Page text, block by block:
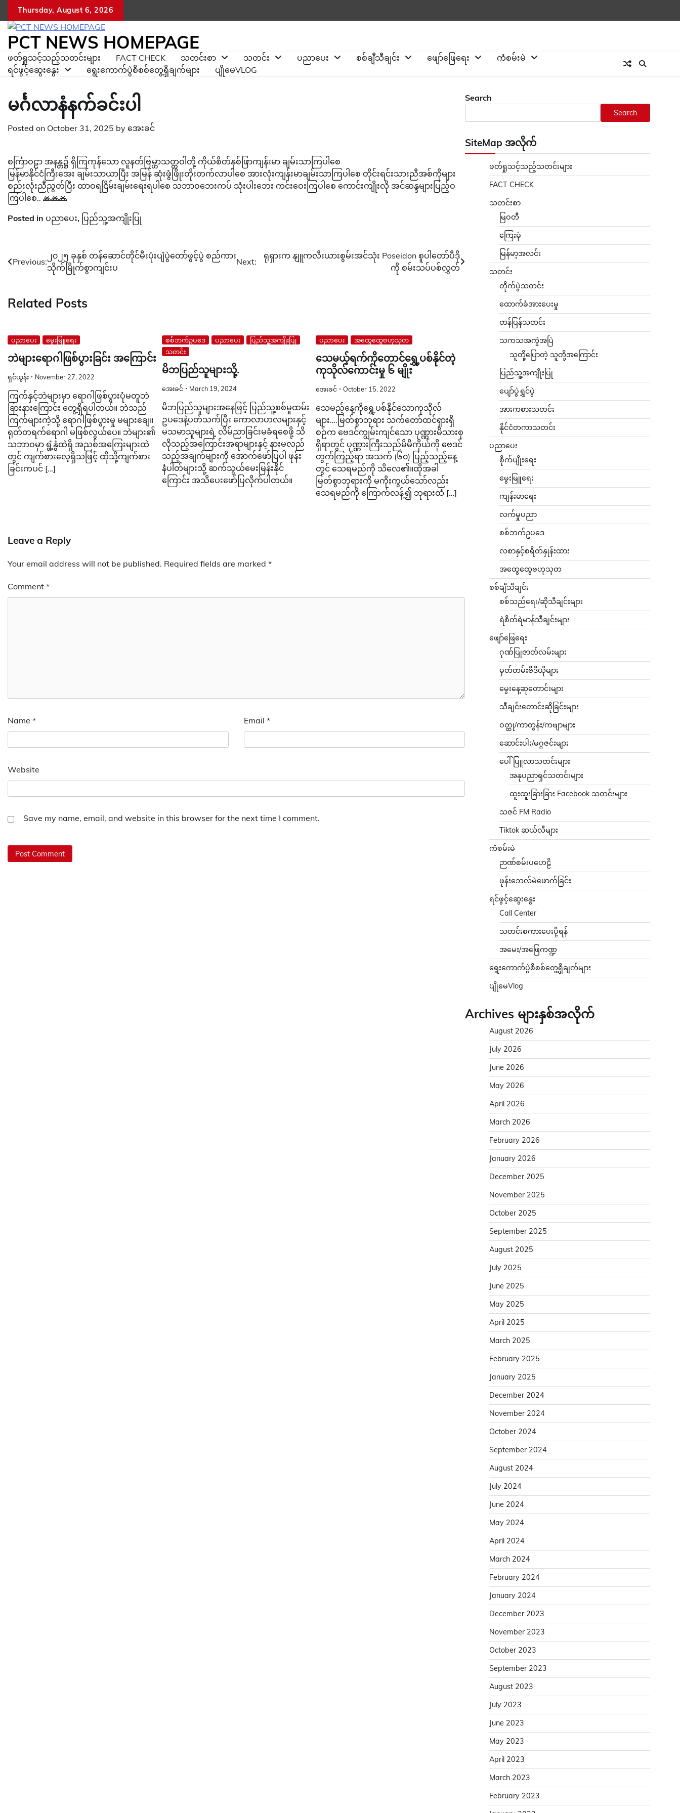
content
Thursday, August 6, 2026
PCT NEWS HOMEPAGE
ဖတ်ရှုသင့်သည့်သတင်းများ FACT CHECK သတင်းစာ သတင်း ပညာပေး စစ်ချီသီချင်း ဖျော်ဖြေရေး
ကံစမ်းမဲ
ရင်ဖွင့်ဆွေးနွေး
ရွေးကောက်ပွဲစိစစ်တွေ့ရှိချက်များ ပျိုမေVLOG
မင်္ဂလာနံနက်ခင်းပါ
Posted on October 31, 2025 by အေးခင်
စင်္ကြာဝဠာ အနန္တ၌ ရှိကြကုန်သော လူနတ်ဗြမ္ဟာသတ္တဝါတို့ ကိုယ်စိတ်နှစ်ဖြာကျန်းမာ ချမ်းသာကြပါစေ
မြန်မာနိုင်ငံကြီးအေး ချမ်းသာယာပြီး အမြန် ဆုံးဖွံဖြိုးတိုးတက်လာပါစေ အားလုံးကျန်းမာချမ်းသာကြပါစေ တိုင်းရင်းသားညီအစ်ကိုများ
စည်းလုံးညီညွတ်ပြီး ထာဝရငြိမ်းချမ်းရေးရပါစေ သဘာဝဘေးကပ် သုံးပါးဘေး ကင်းဝေးကြပါစေ ကောင်းကျိုးလို အင်ဆန္ဒများပြည့်ဝ
ကြပါစေ.. 🙏🙏🙏
Posted in ပညာပေး, ပြည်သူ့အကျိုးပြု
Post
navigation
Previous:
၂၀၂၅ ခုနှစ် တန်ဆောင်တိုင်မီးပုံးပျံပွဲတော်ဖွင့်ပွဲ စည်ကား
သိုက်မြိုက်စွာကျင်းပ
Next:
ရုရှားက နျူကလီးယားစွမ်းအင်သုံး Poseidon စူပါတော်ပီဒို
ကို စမ်းသပ်ပစ်လွှတ်
Related Posts
ပညာပေး မွေးမြူရေး
ဘဲများရောဂါဖြစ်ပွားခြင်း အကြောင်း
ရှင်ယွန်း November 27, 2022
ကြက်နှင့်ဘဲများမှာ ရောဂါဖြစ်ပွားပုံမတူဘဲ
ခြားနားကြောင်း တွေ့ရှိရပါတယ်။ ဘဲသည်
ကြက်များကဲ့သို့ ရောဂါဖြစ်ပွားမှု မများချေ။
ရုတ်တရက်ရောဂါ မဖြစ်လွယ်ပေ။ ဘဲများ၏
သဘာဝမှာ ရွံ့နွံထဲရှိ အညစ်အကြေးများထဲ
တွင် ကျက်စားလေ့ရှိသဖြင့် ထိုသို့ကျက်စား
ခြင်းကပင် […]
စစ်ဘက်ဥပဒေ ပညာပေး
ပြည်သူ့အကျိုးပြု
သတင်း
မိဘပြည်သူများသို့.
အေးခင် March 19, 2024
မိဘပြည်သူများအနေဖြင့် ပြည်သူ့စစ်မှုထမ်း
ဥပဒေနဲ့ပတ်သက်ပြီး ကောလာဟလများနှင့်
မသမာသူများရဲ့ လိမ်ညာခြင်းမခံရစေဖို့ သိ
လိုသည့်အကြောင်းအရာများနှင့် နားမလည်
သည့်အချက်များကို အောက်ဖော်ပြပါ ဖုန်း
နံပါတ်များသို့ ဆက်သွယ်မေးမြန်းနိုင်
ကြောင်း အသိပေးဖော်ပြလိုက်ပါတယ်။
ပညာပေး အထွေထွေဗဟုသုတ
သေမယ့်ရက်ကိုတောင်ရွှေ့ပစ်နိုင်တဲ့
ကုသိုလ်ကောင်းမှု ၆ မျိုး
အေးခင် October 15, 2022
သေမည့်နေ့ကိုရွှေ့ပစ်နိုင်သောကုသိုလ်
များ….မြတ်စွာဘုရား သက်တော်ထင်ရှားရှိ
စဉ်က ဗေဒင်ကျွမ်းကျင်သော ပုဏ္ဏားမိသားစု
ရှိရာတွင် ပုဏ္ဏားကြီးသည်မိမိကိုယ်ကို ဗေဒင်
တွက်ကြည့်ရာ အသက် (၆၀) ပြည့်သည့်နေ့
တွင် သေရမည်ကို သိလေ၏။ထိုအခါ
မြတ်စွာဘုရားကို မကိုးကွယ်သော်လည်း
သေရမည်ကို ကြောက်လန့်၍ ဘုရားထံ […]
Leave a Reply
Your email address will not be published. Required fields are marked *
Comment *
Name * Email *
Website
Save my name, email, and website in this browser for the next time I comment.
Search
Search
SiteMap အလိုက်
ဖတ်ရှုသင့်သည့်သတင်းများ
FACT CHECK
သတင်းစာ
မြဝတီ
ကြေးမုံ
မြန်မာ့အလင်း
သတင်း
တိုက်ပွဲသတင်း
ထောက်ခံအားပေးမှု
တန်ပြန်သတင်း
သကသအကွဲအပြဲ
သူတို့ပြောတဲ့ သူတို့အကြောင်း
ပြည်သူ့အကျိုးပြု
ပျော်ပွဲရွှင်ပွဲ
အားကစားသတင်း
နိုင်ငံတကာသတင်း
ပညာပေး
စိုက်ပျိုးရေး
မွေးမြူရေး
ကျန်းမာရေး
လက်မှုပညာ
စစ်ဘက်ဥပဒေ
လစာနှင့်စရိတ်နှုန်းထား
အထွေထွေဗဟုသုတ
စစ်ချီသီချင်း
စစ်သည်ရေး/ဆိုသီချင်းများ
ရဲစိတ်ရဲမာန်သီချင်းများ
ဖျော်ဖြေရေး
ဂုဏ်ပြုဇာတ်လမ်းများ
မှတ်တမ်းဗီဒီယိုများ
မွေးနေ့ဆုတောင်းများ
သီချင်းတောင်းဆိုခြင်းများ
ဝတ္ထု/ကာတွန်း/ကဗျာများ
ဆောင်းပါး/မဂ္ဂဇင်းများ
ပေါ်ပြူလာသတင်းများ
အနုပညာရှင်သတင်းများ
ထူးထူးခြားခြား Facebook သတင်းများ
သဇင် FM Radio
Tiktok ဆယ်လီများ
ကံစမ်းမဲ
ဉာဏ်စမ်းပဟေဠိ
ဖုန်းဘေလ်မဲဖောက်ခြင်း
ရင်ဖွင့်ဆွေးနွေး
Call Center
သတင်းစကားပေးပို့ရန်
အမေး/အဖြေကဏ္ဍ
ရွေးကောက်ပွဲစိစစ်တွေ့ရှိချက်များ
ပျိုမေVlog
Archives များနှစ်အလိုက်
August 2026
July 2026
June 2026
May 2026
April 2026
March 2026
February 2026
January 2026
December 2025
November 2025
October 2025
September 2025
August 2025
July 2025
June 2025
May 2025
April 2025
March 2025
February 2025
January 2025
December 2024
November 2024
October 2024
September 2024
August 2024
July 2024
June 2024
May 2024
April 2024
March 2024
February 2024
January 2024
December 2023
November 2023
October 2023
September 2023
August 2023
July 2023
June 2023
May 2023
April 2023
March 2023
February 2023